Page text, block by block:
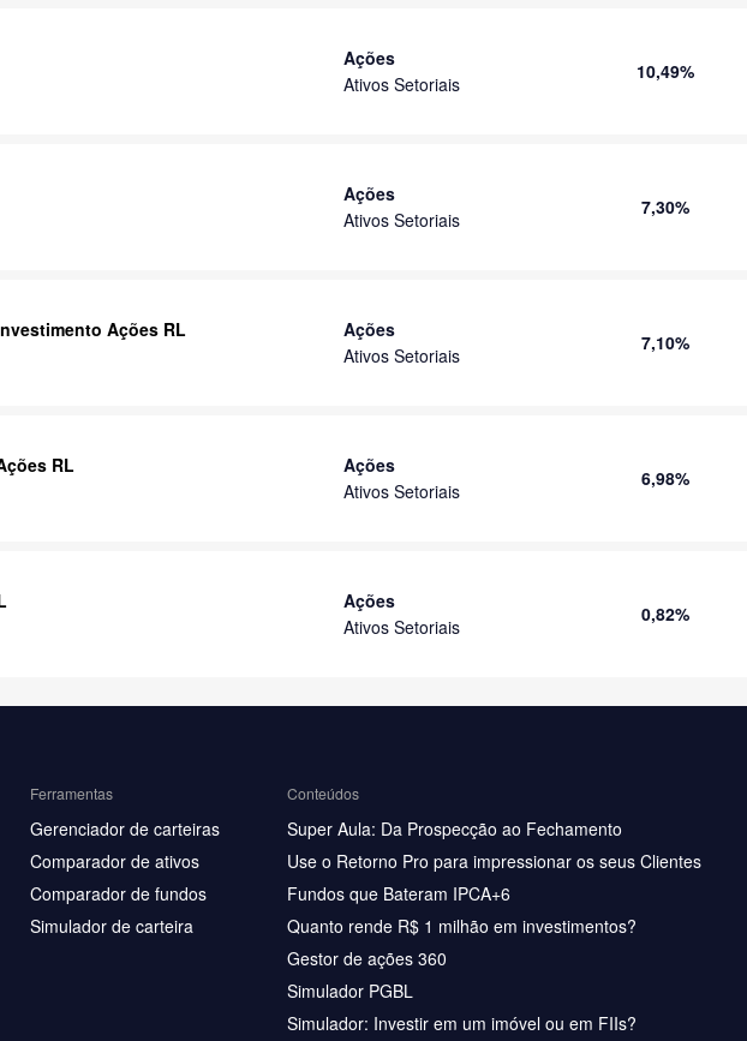
Ações
Ativos Setoriais
10,49%
Ações
Ativos Setoriais
7,30%
Ações RL
Ações
Ativos Setoriais
7,10%
RL
Ações
Ativos Setoriais
6,98%
Ações
Ativos Setoriais
0,82%
Ferramentas
Gerenciador de carteiras
Comparador de ativos
Comparador de fundos
Simulador de carteira
Conteúdos
Super Aula: Da Prospecção ao Fechamento
Use o Retorno Pro para impressionar os seus Clientes
Fundos que Bateram IPCA+6
Quanto rende R$ 1 milhão em investimentos?
Gestor de ações 360
Simulador PGBL
Simulador: Investir em um imóvel ou em FIIs?